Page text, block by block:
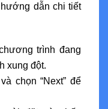
dẫn chi tiết
trình đang
xung đột.
chọn “Next” để